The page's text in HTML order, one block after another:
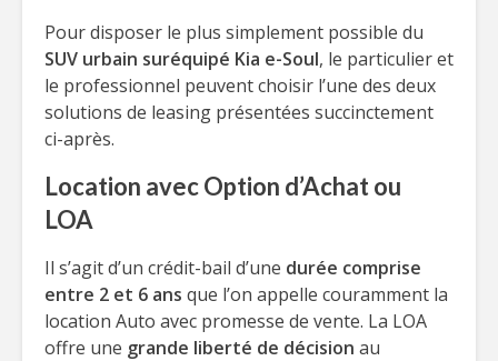
Pour disposer le plus simplement possible du
SUV urbain suréquipé Kia e-Soul, le particulier et
le professionnel peuvent choisir l’une des deux
solutions de leasing présentées succinctement
ci-après.
Location avec Option d’Achat ou
LOA
Il s’agit d’un crédit-bail d’une durée comprise
entre 2 et 6 ans que l’on appelle couramment la
location Auto avec promesse de vente. La LOA
offre une grande liberté de décision au